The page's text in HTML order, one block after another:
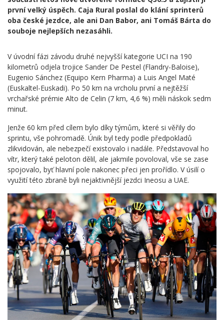
první velký úspěch. Caja Rural poslal do klání sprinterů
oba české jezdce, ale ani Dan Babor, ani Tomáš Bárta do
souboje nejlepších nezasáhli.
V úvodní fázi závodu druhé nejvyšší kategorie UCI na 190
kilometrů odjela trojice Sander De Pestel (Flandry-Baloise),
Eugenio Sánchez (Equipo Kern Pharma) a Luis Angel Maté
(Euskaltel-Euskadi). Po 50 km na vrcholu první a nejtěžší
vrchařské prémie Alto de Celin (7 km, 4,6 %) měli náskok sedm
minut.
Jenže 60 km před cílem bylo díky týmům, které si věřily do
sprintu, vše pohromadě. Únik byl tedy podle předpokladů
zlikvidován, ale nebezpečí existovalo i nadále. Představoval ho
vítr, který také peloton dělil, ale jakmile povoloval, vše se zase
spojovalo, byť hlavní pole nakonec přeci jen prořídlo. V úsilí o
využití této zbraně byli nejaktivnější jezdci Ineosu a UAE.